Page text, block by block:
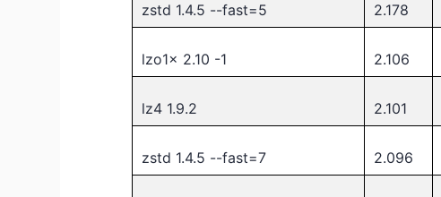
zstd 1.4.5 --fast=5 2.178
lzo1x 2.10 -1 2.106
lz4 1.9.2 2.101
zstd 1.4.5 --fast=7 2.096